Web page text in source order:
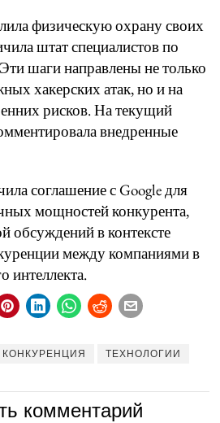
физическую охрану своих
штат специалистов по
шаги направлены не только
хакерских атак, но и на
рисков. На текущий
внедренные
соглашение с Google для
мощностей конкурента,
обсуждений в контексте
между компаниями в
интеллекта.
КОНКУРЕНЦИЯ ТЕХНОЛОГИИ
комментарий